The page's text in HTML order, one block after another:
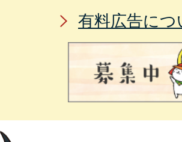
有料広告につ